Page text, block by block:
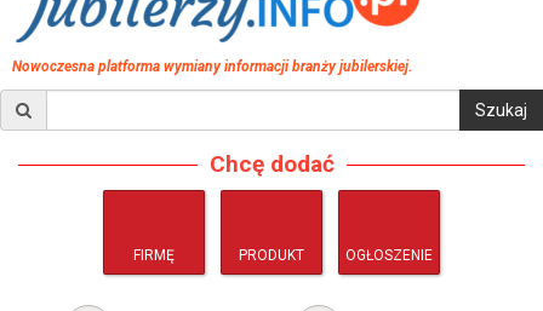
Nowoczesna platforma wymiany informacji branży jubilerskiej.
Chcę dodać
FIRMĘ PRODUKT OGŁOSZENIE